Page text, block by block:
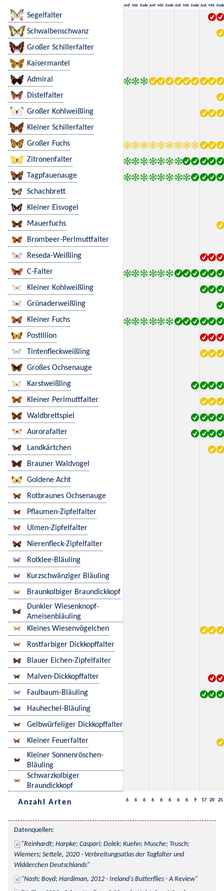
Anf. Mit. Ende Anf. Mit. Ende Anf. Mit. Ende Anf. Mit. Ende
Segelfalter
Schwalbenschwanz
Großer Schillerfalter
Kaisermantel
Admiral
Distelfalter
Großer Kohlweißling
Kleiner Schillerfalter
Großer Fuchs
Zitronenfalter
Tagpfauenauge
Schachbrett
Kleiner Eisvogel
Mauerfuchs
Brombeer-Perlmuttfalter
Reseda-Weißling
C-Falter
Kleiner Kohlweißling
Grünaderweißling
Kleiner Fuchs
Postillion
Tintenfleckweißling
Großes Ochsenauge
Karstweißling
Kleiner Perlmuttfalter
Waldbrettspiel
Aurorafalter
Landkärtchen
Brauner Waldvogel
Goldene Acht
Rotbraunes Ochsenauge
Pflaumen-Zipfelfalter
Ulmen-Zipfelfalter
Nierenfleck-Zipfelfalter
Rotklee-Bläuling
Kurzschwänziger Bläuling
Braunkolbiger Braundickkopf
Dunkler Wiesenknopf-
Ameisenbläuling
Kleines Wiesenvögelchen
Rostfarbiger Dickkopffalter
Blauer Eichen-Zipfelfalter
Malven-Dickkopffalter
Faulbaum-Bläuling
Hauhechel-Bläuling
Gelbwürfeliger Dickkopffalter
Kleiner Feuerfalter
Kleiner Sonnenröschen-
Bläuling
Schwarzkolbiger
Braundickkopf
Anzahl Arten 6 6 6 6 6 6 6 6 9 17 20 25
Datenquellen:
Reinhardt; Harpke; Caspari; Dolek; Kuehn; Musche; Trusch;
Wiemers; Settele, 2020 - Verbreitungsatlas der Tagfalter und
Widderchen Deutschlands
Nash; Boyd; Hardiman, 2012 - Ireland's Butterflies - A Review